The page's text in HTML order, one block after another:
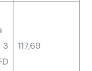
117,69